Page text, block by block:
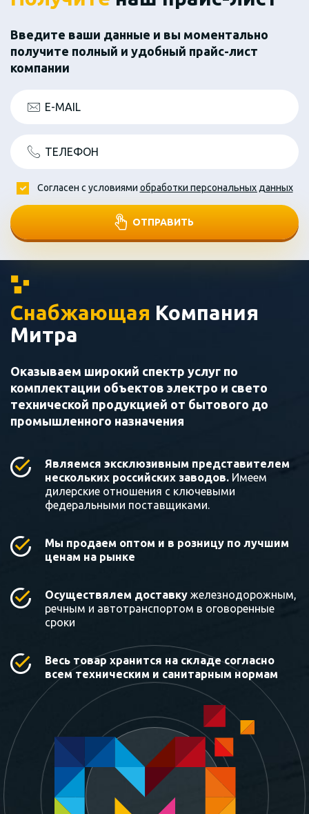
Введите ваши данные и вы моментально
получите полный и удобный прайс-лист
компании
E-MAIL
ТЕЛЕФОН
ОТПРАВИТЬ
Согласен с условиями обработки персональных данных
Снабжающая Компания
Митра
Оказываем широкий спектр услуг по
комплектации объектов электро и свето
технической продукцией от бытового до
промышленного назначения
Являемся эксклюзивным представителем
нескольких российских заводов. Имеем
дилерские отношения с ключевыми
федеральными поставщиками.
Мы продаем оптом и в розницу по лучшим
ценам на рынке
Осуществялем доставку железнодорожным,
речным и автотранспортом в оговоренные
сроки
Весь товар хранится на складе согласно
всем техническим и санитарным нормам